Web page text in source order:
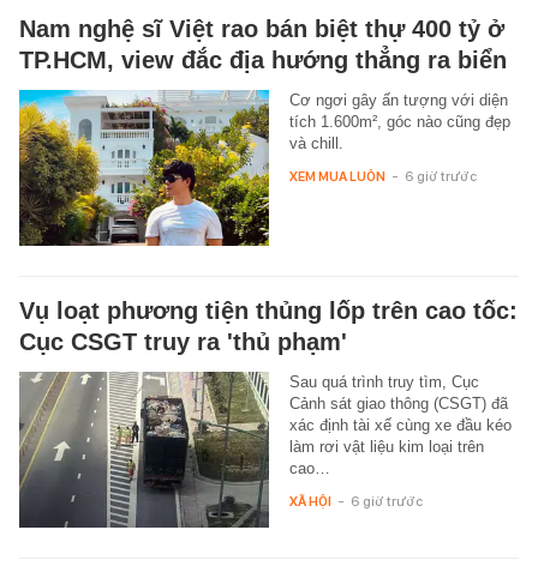
Nam nghệ sĩ Việt rao bán biệt thự 400 tỷ ở
TP.HCM, view đắc địa hướng thẳng ra biển
Cơ ngơi gây ấn tượng với diện
tích 1.600m², góc nào cũng đẹp
và chill.
XEM MUA LUÔN - 6 giờ trước
Vụ loạt phương tiện thủng lốp trên cao tốc:
Cục CSGT truy ra 'thủ phạm'
Sau quá trình truy tìm, Cục
Cảnh sát giao thông (CSGT) đã
xác định tài xế cùng xe đầu kéo
làm rơi vật liệu kim loại trên
cao…
XÃ HỘI - 6 giờ trước